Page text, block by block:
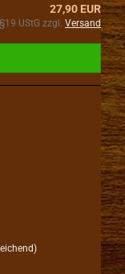
27,90 EUR
UStG zzgl. Versand